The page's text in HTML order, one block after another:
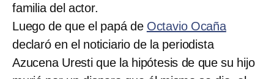
familia del actor.
Luego de que el papá de Octavio Ocaña
declaró en el noticiario de la periodista
Azucena Uresti que la hipótesis de que su hijo